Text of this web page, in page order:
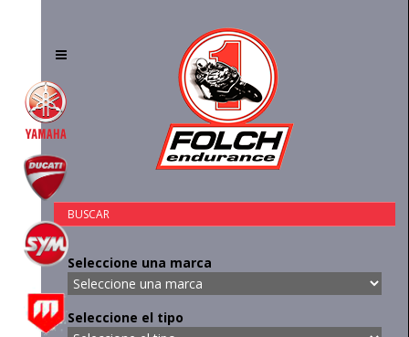
Toggle
BUSCAR
Seleccione una marca
Seleccione el tipo